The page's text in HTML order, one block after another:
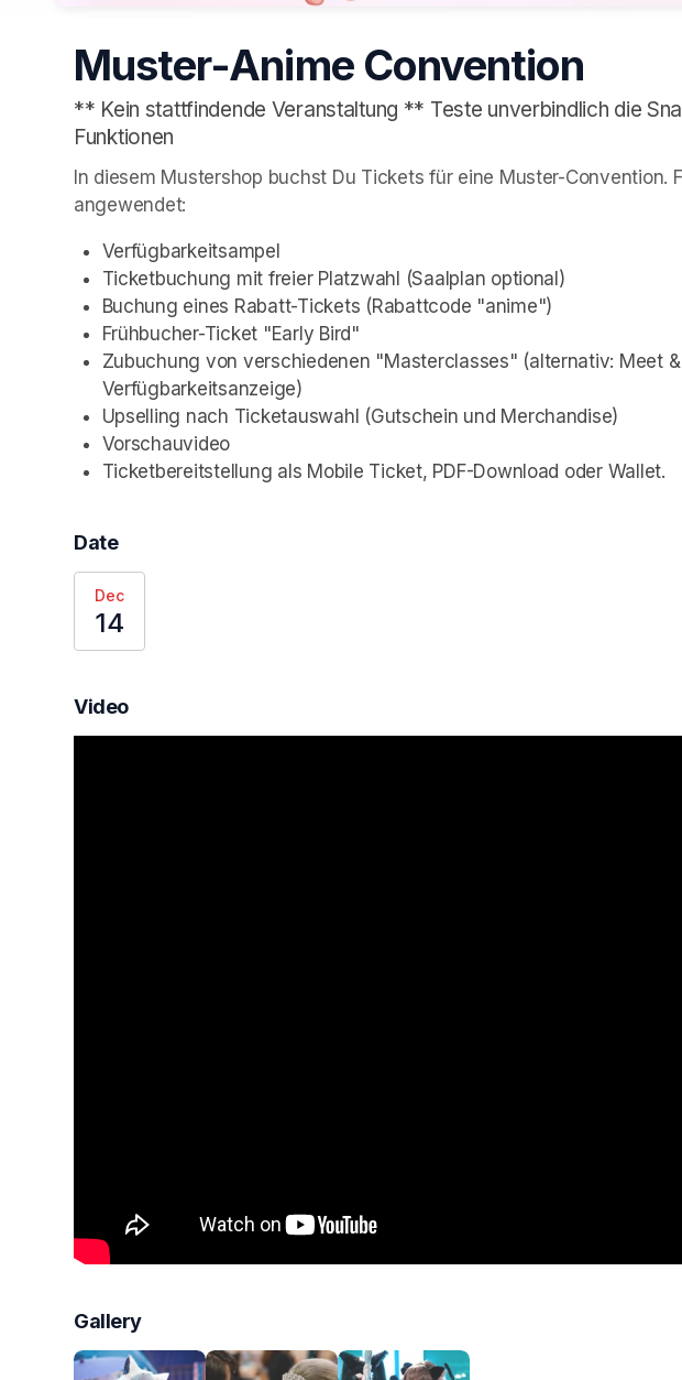
Muster-Anime Convention
** Kein stattfindende Veranstaltung ** Teste unverbindlich die
Funktionen
In diesem Mustershop buchst Du Tickets für eine Muster-Convention.
angewendet:
Verfügbarkeitsampel
Ticketbuchung mit freier Platzwahl (Saalplan optional)
Buchung eines Rabatt-Tickets (Rabattcode "anime")
Frühbucher-Ticket "Early Bird"
Zubuchung von verschiedenen "Masterclasses" (alternativ: Meet
Verfügbarkeitsanzeige)
Upselling nach Ticketauswahl (Gutschein und Merchandise)
Vorschauvideo
Ticketbereitstellung als Mobile Ticket, PDF-Download oder Wallet.
Date
Dec
14
Video
Gallery